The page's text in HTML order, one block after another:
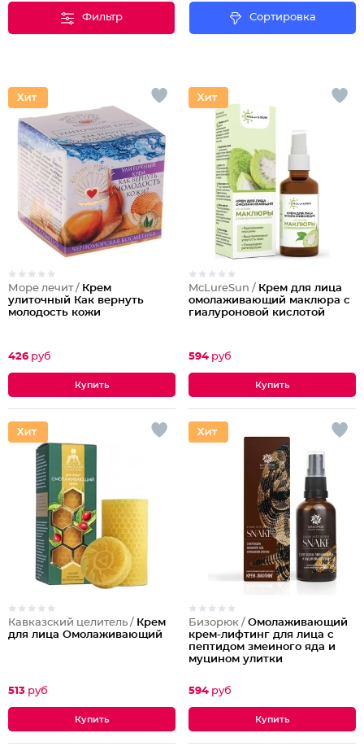
Фильтр Сортировка
Море лечит / Крем
улиточный Как вернуть
молодость кожи
426 руб
McLureSun / Крем для лица
омолаживающий маклюра с
гиалуроновой кислотой
594 руб
Кавказский целитель / Крем
для лица Омолаживающий
513 руб
Бизорюк / Омолаживающий
крем-лифтинг для лица с
пептидом змеиного яда и
муцином улитки
594 руб